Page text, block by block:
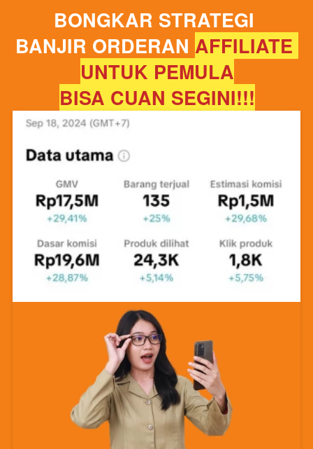
BONGKAR STRATEGI
BANJIR ORDERAN AFFILIATE
UNTUK PEMULA
BISA CUAN SEGINI!!!